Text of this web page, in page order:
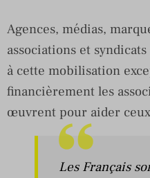
Agences, médias,
associations et
à cette mobilisation
financièrement les
œuvrent pour aider
Les Français